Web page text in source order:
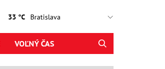
33 °C
VOĽNÝ ČAS